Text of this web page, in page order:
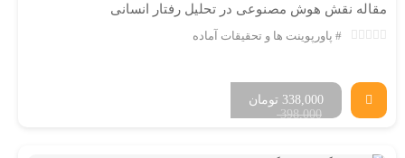
مقاله نقش هوش مصنوعی در تحلیل رفتار انسانی
پاورپوینت ها و تحقیقات آماده
398,000
تومان 338,000